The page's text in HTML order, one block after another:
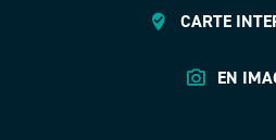
CARTE
EN